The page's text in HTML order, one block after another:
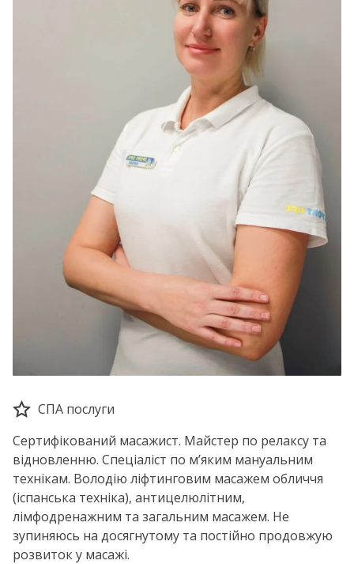
СПА послуги
Сертифікований масажист. Майстер по релаксу та
відновленню. Спеціаліст по м’яким мануальним
технікам. Володію ліфтинговим масажем обличчя
(іспанська техніка), антицелюлітним,
лімфодренажним та загальним масажем. Не
зупиняюсь на досягнутому та постійно продовжую
розвиток у масажі.